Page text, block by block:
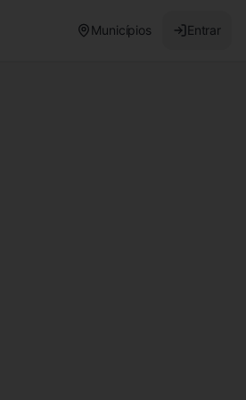
Municípios Entrar